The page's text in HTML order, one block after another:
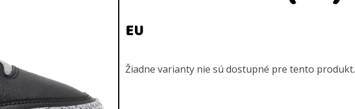
EU
Žiadne varianty nie sú dostupné pre tento produkt.